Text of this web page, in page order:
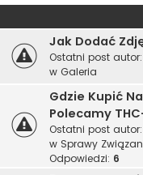
Jak Dodać
Ostatni post autor:
w Galeria
Gdzie Kupić
Polecamy
Ostatni post autor:
w Sprawy
Odpowiedzi: 6